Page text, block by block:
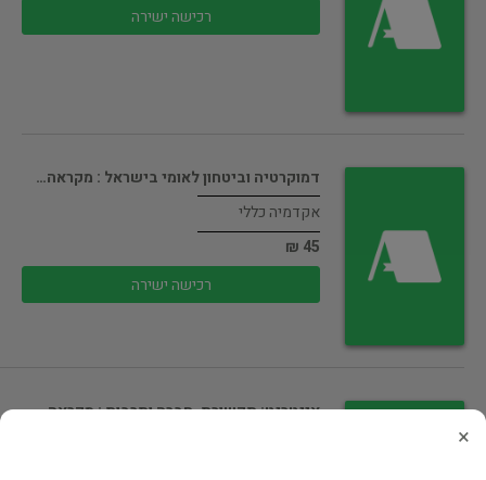
רכישה ישירה
דמוקרטיה וביטחון לאומי בישראל : מקראה…
אקדמיה כללי
45 ₪
רכישה ישירה
אינטרנט: תקשורת, חברה ותרבות : מקראה
×